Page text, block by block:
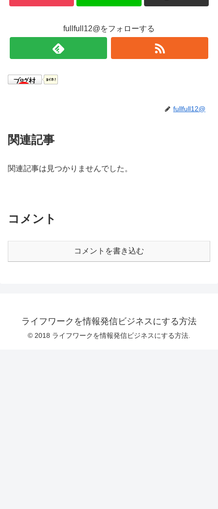
fullfull12@をフォローする
fullfull12@
関連記事
関連記事は見つかりませんでした。
コメント
コメントを書き込む
ライフワークを情報発信ビジネスにする方法
© 2018 ライフワークを情報発信ビジネスにする方法.